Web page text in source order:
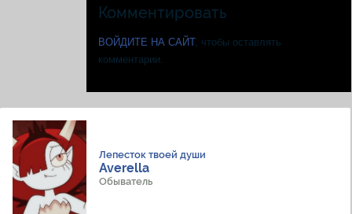
Комментировать
ВОЙДИТЕ НА САЙТ, чтобы оставлять
комментарии.
Лепесток твоей души
Averella
Обыватель